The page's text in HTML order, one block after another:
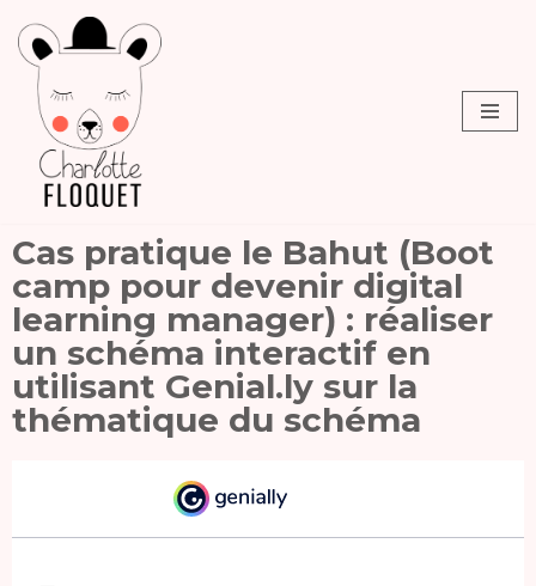
Aller
au
contenu
Cas pratique le Bahut (Boot
camp pour devenir digital
learning manager) : réaliser
un schéma interactif en
utilisant Genial.ly sur la
thématique du schéma